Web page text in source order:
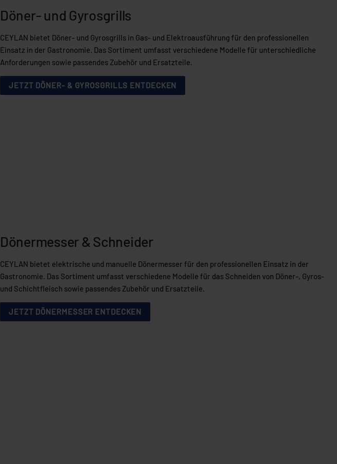
Döner- und Gyrosgrills
CEYLAN bietet Döner- und Gyrosgrills in Gas- und Elektroausführung für den professionellen
Einsatz in der Gastronomie. Das Sortiment umfasst verschiedene Modelle für unterschiedliche
Anforderungen sowie passendes Zubehör und Ersatzteile.
JETZT DÖNER- & GYROSGRILLS ENTDECKEN
Dönermesser & Schneider
CEYLAN bietet elektrische und manuelle Dönermesser für den professionellen Einsatz in der
Gastronomie. Das Sortiment umfasst verschiedene Modelle für das Schneiden von Döner-, Gyros-
und Schichtfleisch sowie passendes Zubehör und Ersatzteile.
JETZT DÖNERMESSER ENTDECKEN